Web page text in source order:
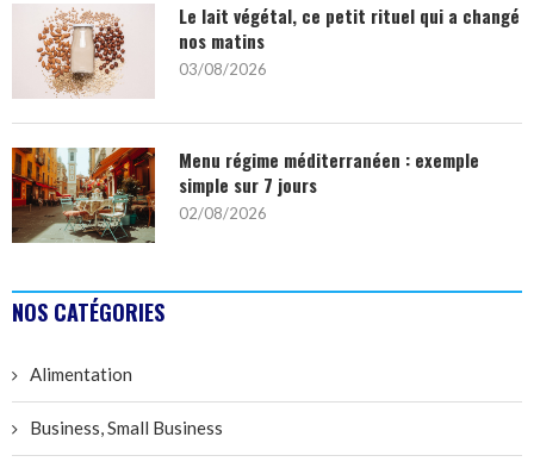
Le lait végétal, ce petit rituel qui a changé
nos matins
03/08/2026
Menu régime méditerranéen : exemple
simple sur 7 jours
02/08/2026
NOS CATÉGORIES
Alimentation
Business, Small Business